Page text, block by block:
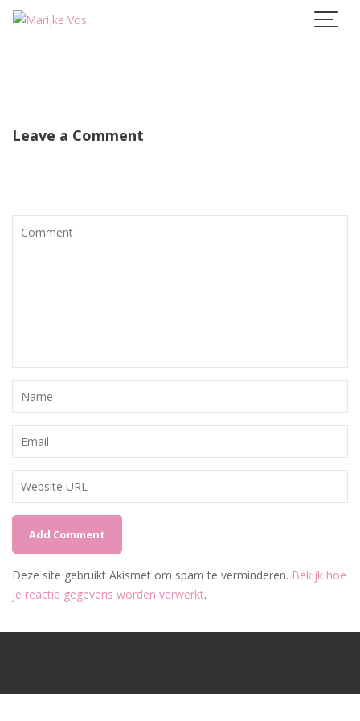
Skip
Leave a Comment
Deze site gebruikt Akismet om spam te verminderen. Bekijk hoe
je reactie gegevens worden verwerkt.